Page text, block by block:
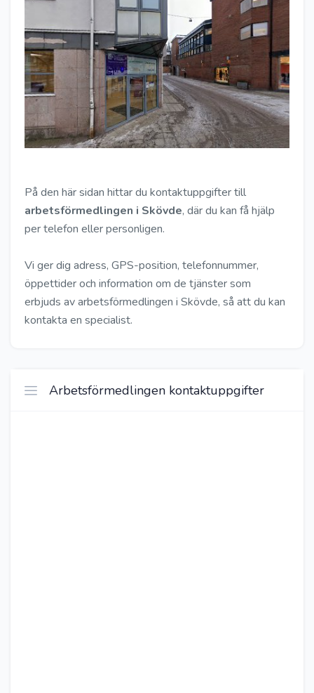
På den här sidan hittar du kontaktuppgifter till
arbetsförmedlingen i Skövde, där du kan få hjälp
per telefon eller personligen.
Vi ger dig adress, GPS-position, telefonnummer,
öppettider och information om de tjänster som
erbjuds av arbetsförmedlingen i Skövde, så att du kan
kontakta en specialist.
Arbetsförmedlingen kontaktuppgifter